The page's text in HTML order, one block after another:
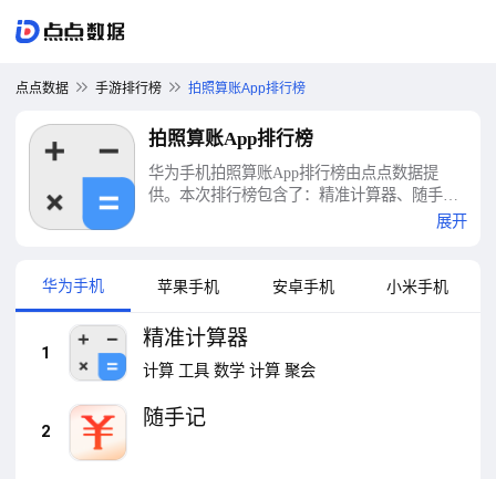
点点数据 手游排行榜 拍照算账App排行榜
拍照算账App排行榜
华为手机拍照算账App排行榜由点点数据提
供。本次排行榜包含了：精准计算器、随手
记、一甜相机、鲨鱼记账、作业帮、应用隐藏
展开
华为手机 苹果手机 安卓手机 小米手机
1
精准计算器
计算 工具 数学 计算 聚会
2
随手记